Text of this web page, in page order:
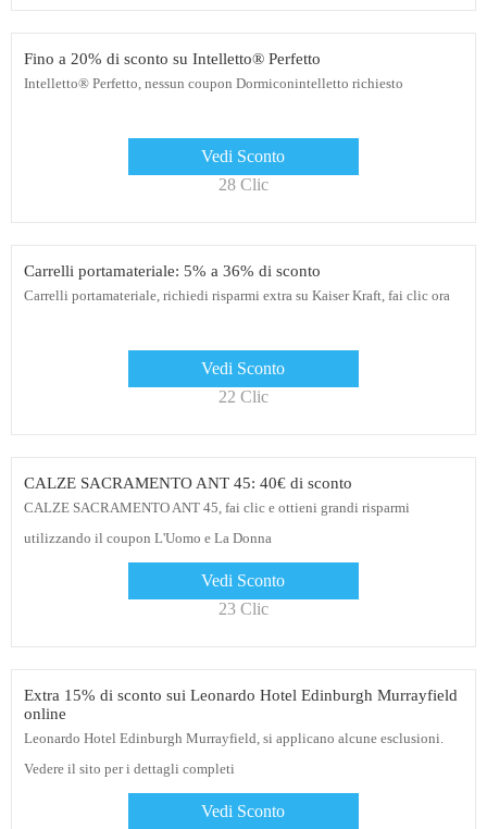
Fino a 20% di sconto su Intelletto® Perfetto
Intelletto® Perfetto, nessun coupon Dormiconintelletto richiesto
Vedi Sconto
28 Clic
Carrelli portamateriale: 5% a 36% di sconto
Carrelli portamateriale, richiedi risparmi extra su Kaiser Kraft, fai clic ora
Vedi Sconto
22 Clic
CALZE SACRAMENTO ANT 45: 40€ di sconto
CALZE SACRAMENTO ANT 45, fai clic e ottieni grandi risparmi
utilizzando il coupon L'Uomo e La Donna
Vedi Sconto
23 Clic
Extra 15% di sconto sui Leonardo Hotel Edinburgh Murrayfield
online
Leonardo Hotel Edinburgh Murrayfield, si applicano alcune esclusioni.
Vedere il sito per i dettagli completi
Vedi Sconto